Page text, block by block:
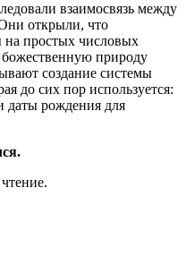
взаимосвязь между
открыли, что
простых числовых
природу
создание системы
до сих пор используется:
даты рождения для